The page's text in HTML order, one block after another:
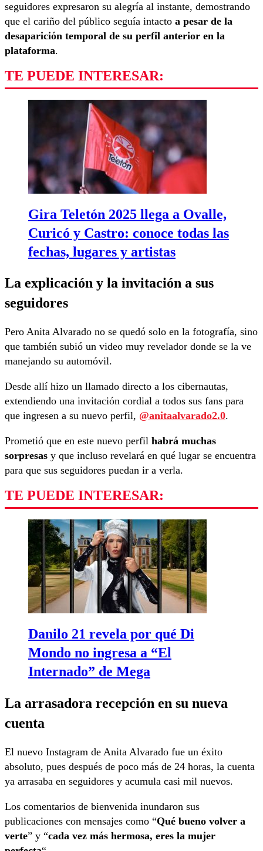
seguidores expresaron su alegría al instante, demostrando
que el cariño del público seguía intacto a pesar de la
desaparición temporal de su perfil anterior en la
plataforma.
TE PUEDE INTERESAR:
Gira Teletón 2025 llega a Ovalle,
Curicó y Castro: conoce todas las
fechas, lugares y artistas
La explicación y la invitación a sus
seguidores
Pero Anita Alvarado no se quedó solo en la fotografía, sino
que también subió un video muy revelador donde se la ve
manejando su automóvil.
Desde allí hizo un llamado directo a los cibernautas,
extendiendo una invitación cordial a todos sus fans para
que ingresen a su nuevo perfil, @anitaalvarado2.0.
Prometió que en este nuevo perfil habrá muchas
sorpresas y que incluso revelará en qué lugar se encuentra
para que sus seguidores puedan ir a verla.
TE PUEDE INTERESAR:
Danilo 21 revela por qué Di
Mondo no ingresa a “El
Internado” de Mega
La arrasadora recepción en su nueva
cuenta
El nuevo Instagram de Anita Alvarado fue un éxito
absoluto, pues después de poco más de 24 horas, la cuenta
ya arrasaba en seguidores y acumula casi mil nuevos.
Los comentarios de bienvenida inundaron sus
publicaciones con mensajes como “Qué bueno volver a
verte” y “cada vez más hermosa, eres la mujer